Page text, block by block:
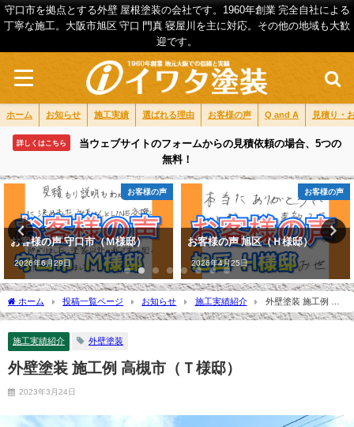
守口市を拠点とする外壁 屋根塗装の会社です。1960年創業 完全自社による
丁寧な施工。大阪市旭区 守口 門真 寝屋川を主に対応。その他の地域も大歓
迎です。
ホーム お知らせ 施工実績 選ばれる理由 お客様の声 Q and A 見積り・
詳しくはこちら
当ウェブサイトのフォームからの見積依頼の場合、5つの
無料！
お客様の声
お客様の声 旭区（Ｈ様邸）
2026年4月25日
お客様の声
お客様の声 旭区（Ｍ様邸）
2026年6月2日
ホーム 投稿一覧ページ お知らせ 施工実績紹介
外壁塗装 施工例 高
槻市（Ｔ様邸）
施工実績紹介 外壁塗装
外壁塗装 施工例 高槻市（Ｔ様邸）
2023年3月24日